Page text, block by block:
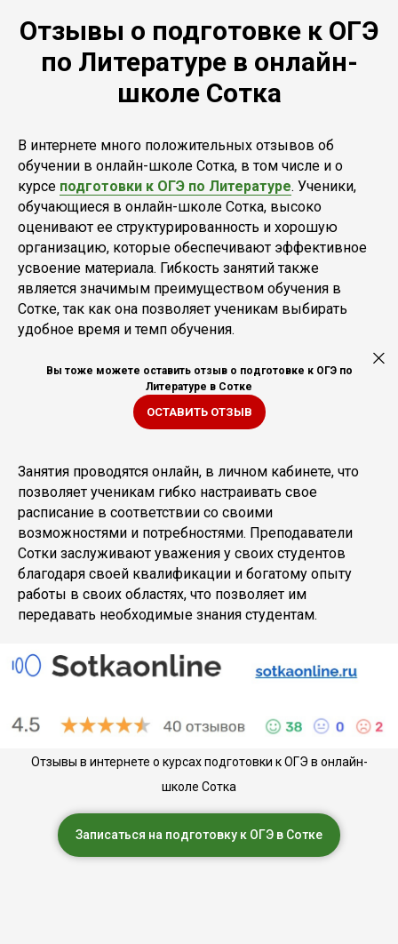
Отзывы о подготовке к ОГЭ
по Литературе в онлайн-
школе Сотка
В интернете много положительных отзывов об
обучении в онлайн-школе Сотка, в том числе и о
курсе подготовки к ОГЭ по Литературе. Ученики,
обучающиеся в онлайн-школе Сотка, высоко
оценивают ее структурированность и хорошую
организацию, которые обеспечивают эффективное
усвоение материала. Гибкость занятий также
является значимым преимуществом обучения в
Сотке, так как она позволяет ученикам выбирать
удобное время и темп обучения.
Вы тоже можете оставить отзыв о подготовке к ОГЭ по
Литературе в Сотке
ОСТАВИТЬ ОТЗЫВ
Занятия проводятся онлайн, в личном кабинете, что
позволяет ученикам гибко настраивать свое
расписание в соответствии со своими
возможностями и потребностями. Преподаватели
Сотки заслуживают уважения у своих студентов
благодаря своей квалификации и богатому опыту
работы в своих областях, что позволяет им
передавать необходимые знания студентам.
Отзывы в интернете о курсах подготовки к ОГЭ в онлайн-
школе Сотка
Записаться на подготовку к ОГЭ в Сотке